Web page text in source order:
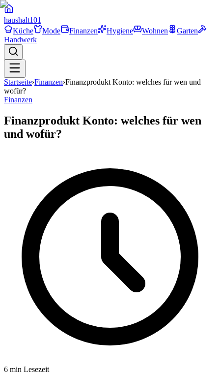
haushalt101
Küche
Mode Finanzen Hygiene Wohnen
Garten
Handwerk
Startseite›Finanzen›Finanzprodukt Konto: welches für wen und
wofür?
Finanzen
Finanzprodukt Konto: welches für wen
und wofür?
6 min Lesezeit